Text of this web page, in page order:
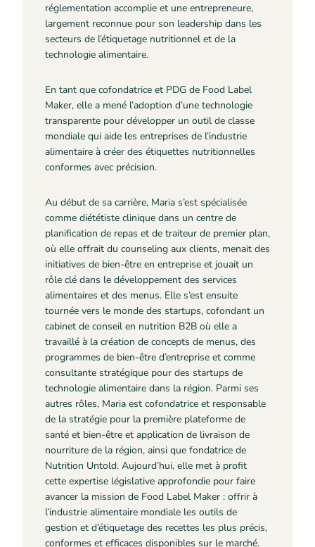
réglementation accomplie et une entrepreneure,
largement reconnue pour son leadership dans les
secteurs de l’étiquetage nutritionnel et de la
technologie alimentaire.
En tant que cofondatrice et PDG de Food Label
Maker, elle a mené l’adoption d’une technologie
transparente pour développer un outil de classe
mondiale qui aide les entreprises de l’industrie
alimentaire à créer des étiquettes nutritionnelles
conformes avec précision.
Au début de sa carrière, Maria s’est spécialisée
comme diététiste clinique dans un centre de
planification de repas et de traiteur de premier plan,
où elle offrait du counseling aux clients, menait des
initiatives de bien-être en entreprise et jouait un
rôle clé dans le développement des services
alimentaires et des menus. Elle s’est ensuite
tournée vers le monde des startups, cofondant un
cabinet de conseil en nutrition B2B où elle a
travaillé à la création de concepts de menus, des
programmes de bien-être d’entreprise et comme
consultante stratégique pour des startups de
technologie alimentaire dans la région. Parmi ses
autres rôles, Maria est cofondatrice et responsable
de la stratégie pour la première plateforme de
santé et bien-être et application de livraison de
nourriture de la région, ainsi que fondatrice de
Nutrition Untold. Aujourd’hui, elle met à profit
cette expertise législative approfondie pour faire
avancer la mission de Food Label Maker : offrir à
l’industrie alimentaire mondiale les outils de
gestion et d’étiquetage des recettes les plus précis,
conformes et efficaces disponibles sur le marché.